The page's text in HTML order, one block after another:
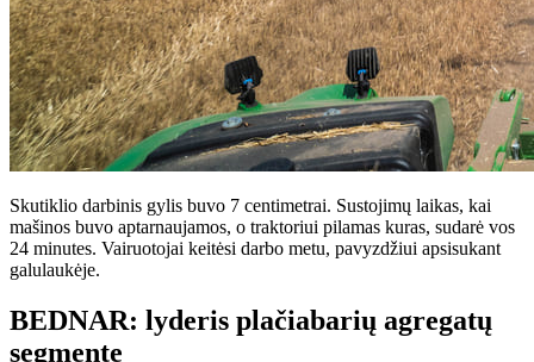
Skutiklio darbinis gylis buvo 7 centimetrai. Sustojimų laikas, kai
mašinos buvo aptarnaujamos, o traktoriui pilamas kuras, sudarė vos
24 minutes. Vairuotojai keitėsi darbo metu, pavyzdžiui apsisukant
galulaukėje.
BEDNAR: lyderis plačiabarių agregatų
segmente